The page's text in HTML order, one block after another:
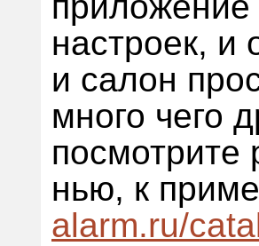
настроек, и
и салон
много чего
посмотрите
нью, к
alarm.ru/